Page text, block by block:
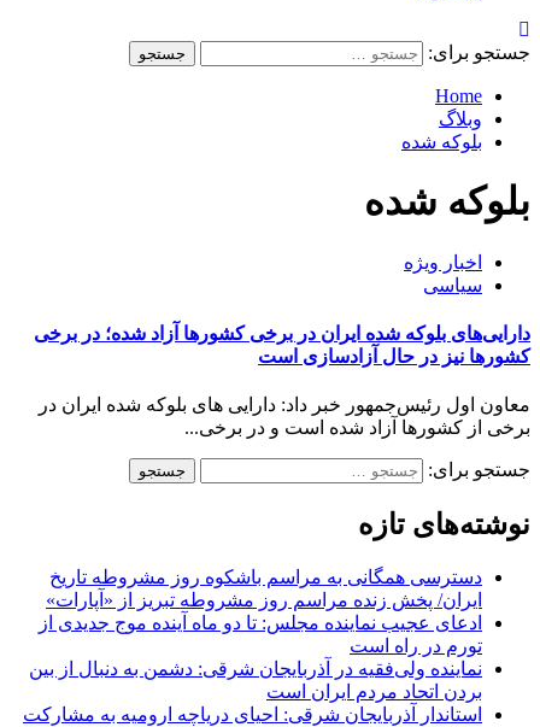
جستجو برای:
Home
وبلاگ
بلوکه شده
بلوکه شده
اخبار ویژه
سیاسی
دارایی‌های بلوکه شده ایران در برخی کشور‌ها آزاد شده؛ در برخی
کشور‌ها نیز در حال آزادسازی است
معاون اول رئیس‌جمهور خبر داد: دارایی های بلوکه شده ایران در
برخی از کشورها آزاد شده است و در برخی...
جستجو برای:
نوشته‌های تازه
دسترسی همگانی به مراسم باشکوه روز مشروطه تاریخ
ایران/ پخش زنده مراسم روز مشروطه تبریز از «آپارات»
ادعای عجیب نماینده مجلس: تا دو ماه آینده موج جدیدی از
تورم در راه است
نماینده ولی‌فقیه در آذربایجان شرقی: دشمن به دنبال از بین
بردن اتحاد مردم ایران است
استاندار آذربایجان شرقی: احیای دریاچه ارومیه به مشارکت